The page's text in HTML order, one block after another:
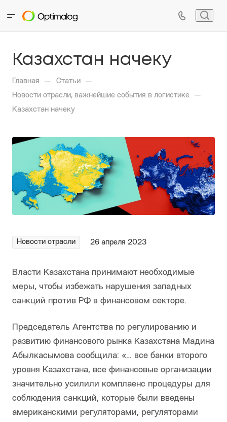
Казахстан начеку
Главная — Статьи —
Новости отрасли, важнейшие события в логистике —
Казахстан начеку
Новости отрасли 26 апреля 2023
Власти Казахстана принимают необходимые
меры, чтобы избежать нарушения западных
санкций против РФ в финансовом секторе.
Председатель Агентства по регулированию и
развитию финансового рынка Казахстана Мадина
Абылкасымова сообщила: «… все банки второго
уровня Казахстана, все финансовые организации
значительно усилили комплаенс процедуры для
соблюдения санкций, которые были введены
американскими регуляторами, регуляторами